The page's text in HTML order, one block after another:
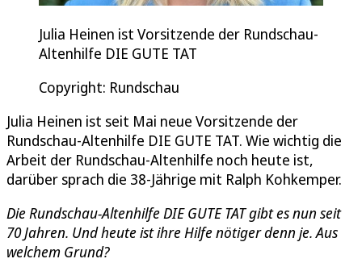
Julia Heinen ist Vorsitzende der Rundschau-
Altenhilfe DIE GUTE TAT
Copyright: Rundschau
Julia Heinen ist seit Mai neue Vorsitzende der
Rundschau-Altenhilfe DIE GUTE TAT. Wie wichtig die
Arbeit der Rundschau-Altenhilfe noch heute ist,
darüber sprach die 38-Jährige mit Ralph Kohkemper.
Die Rundschau-Altenhilfe DIE GUTE TAT gibt es nun seit
70 Jahren. Und heute ist ihre Hilfe nötiger denn je. Aus
welchem Grund?